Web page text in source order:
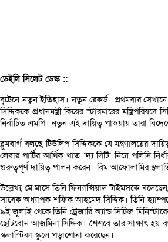
ডেইলি সিলেট ডেস্ক ::
বৃটেনে নতুন ইতিহাস। নতুন রেকর্ড। প্রথমবার
সিদ্দিককে প্রধানমন্ত্রী কিয়ের স্টারমারের
নির্বাচিত এমপি। নতুন এই দায়িত্ব পাওয়ায় তারা
ব্লুমবার্গ বলছে, টিউলিপ সিদ্দিককে যে মন্ত্রণালয়ের
লেবার পার্টির আর্থিক খাত ‘দ্য সিটি’ নিয়ে
গুরুত্বপূর্ণ দায়িত্ব পালন করেন। বিম আফোলামির
উল্লেখ্য, মে মাসে তিনি ফিন্যান্সিয়াল টাইমসকে
সাবেক অধ্যাপক শফিক আহমেদ সিদ্দিক। তিনি
৯ই জুলাই থেকে তিনি ট্রেজারি অ্যান্ড সিটিজ
ছোটবোন আজমিনা সিদ্দিক। শৈশবে তার সাক্ষাৎ হয়
স্কলাস্টিকা স্কুলে পড়াশোনা করেছেন।